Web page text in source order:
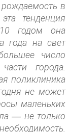
в
тенденция
годом она
года на свет
число
города.
поликлиника
не может
маленьких
— не только